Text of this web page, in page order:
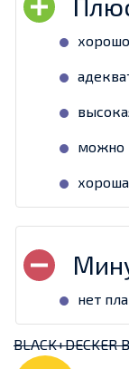
можно
нет
BLACK+DECKER